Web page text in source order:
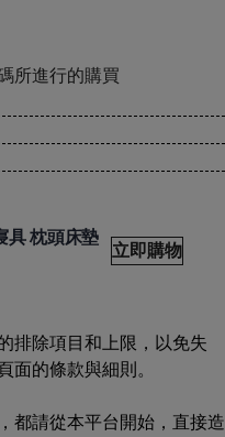
所進行的購買
具 枕頭床墊
立即購物
排除項目和上限，以免失
面的條款與細則。
都請從本平台開始，直接造